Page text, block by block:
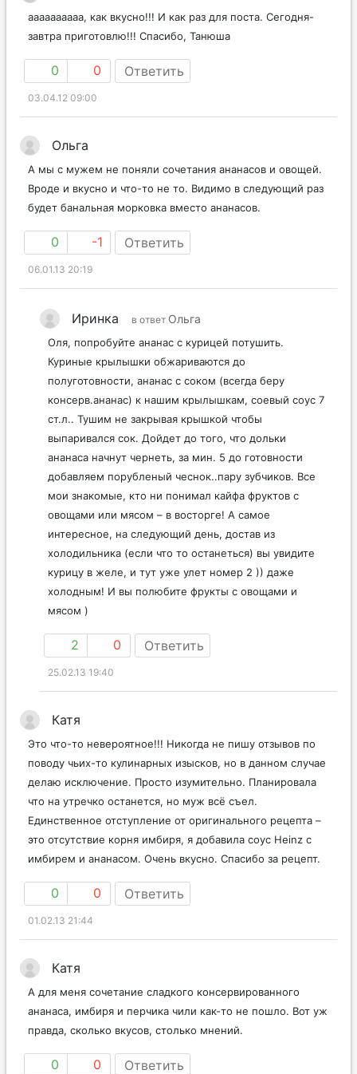
аааааааааа, как вкусно!!! И как раз для поста. Сегодня-
завтра приготовлю!!! Спасибо, Танюша
0 0 Ответить
03.04.12 09:00
Ольга
А мы с мужем не поняли сочетания ананасов и овощей.
Вроде и вкусно и что-то не то. Видимо в следующий раз
будет банальная морковка вместо ананасов.
0 -1 Ответить
06.01.13 20:19
Иринка в ответ Ольга
Оля, попробуйте ананас с курицей потушить.
Куриные крылышки обжариваются до
полуготовности, ананас с соком (всегда беру
консерв.ананас) к нашим крылышкам, соевый соус 7
ст.л.. Тушим не закрывая крышкой чтобы
выпаривался сок. Дойдет до того, что дольки
ананаса начнут чернеть, за мин. 5 до готовности
добавляем порубленый чеснок..пару зубчиков. Все
мои знакомые, кто ни понимал кайфа фруктов с
овощами или мясом – в восторге! А самое
интересное, на следующий день, достав из
холодильника (если что то останеться) вы увидите
курицу в желе, и тут уже улет номер 2 )) даже
холодным! И вы полюбите фрукты с овощами и
мясом )
2 0 Ответить
25.02.13 19:40
Катя
Это что-то невероятное!!! Никогда не пишу отзывов по
поводу чьих-то кулинарных изысков, но в данном случае
делаю исключение. Просто изумительно. Планировала
что на утречко останется, но муж всё съел.
Единственное отступление от оригинального рецепта –
это отсутствие корня имбиря, я добавила соус Heinz с
имбирем и ананасом. Очень вкусно. Спасибо за рецепт.
0 0 Ответить
01.02.13 21:44
Катя
А для меня сочетание сладкого консервированного
ананаса, имбиря и перчика чили как-то не пошло. Вот уж
правда, сколько вкусов, столько мнений.
0 0 Ответить